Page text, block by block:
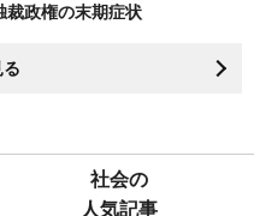
裁政権の末期症状
る
社会の
人気記事